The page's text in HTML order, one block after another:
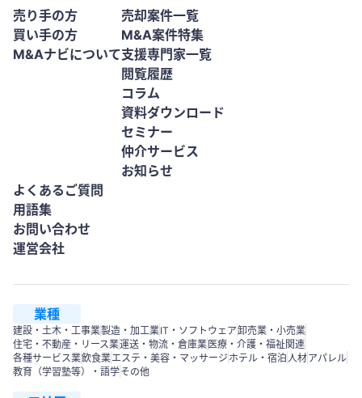
売り手の方
買い手の方
M&Aナビについて
売却案件一覧
M&A案件特集
支援専門家一覧
閲覧履歴
コラム
資料ダウンロード
セミナー
仲介サービス
お知らせ
よくあるご質問
用語集
お問い合わせ
運営会社
業種
建設・土木・工事業製造・加工業IT・ソフトウェア卸売業・小売業
住宅・不動産・リース業運送・物流・倉庫業 医療・介護・福祉関連
各種サービス業飲食業エステ・美容・マッサージ ホテル・宿泊 人材アパレル
教育（学習塾等）・語学その他